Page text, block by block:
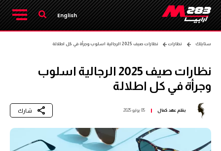
English
ستايلك نظارات نظارات صيف 2025 الرجالية اسلوب وجرأة في كل اطلالة
نظارات صيف 2025 الرجالية اسلوب
وجرأة في كل اطلالة
بقلمعهد كمال 05 يوليو 2025 شارك